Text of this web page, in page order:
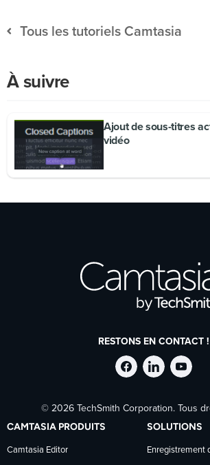
Tous les tutoriels Camtasia
À suivre
Ajout de sous-titres
vidéo
RESTONS EN CONTACT !
Suivre
sur
Suivre
sursur
© 2026 TechSmith Corporation. Tous
CAMTASIA PRODUITS
Camtasia Editor
SOLUTIONS
Enregistrement